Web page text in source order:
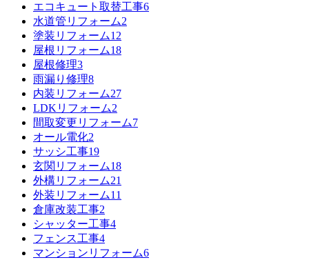
エコキュート取替工事6
水道管リフォーム2
塗装リフォーム12
屋根リフォーム18
屋根修理3
雨漏り修理8
内装リフォーム27
LDKリフォーム2
間取変更リフォーム7
オール電化2
サッシ工事19
玄関リフォーム18
外構リフォーム21
外装リフォーム11
倉庫改装工事2
シャッター工事4
フェンス工事4
マンションリフォーム6